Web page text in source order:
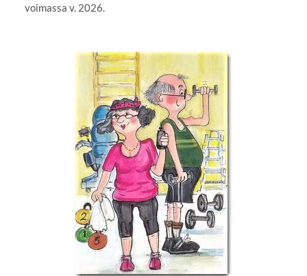
voimassa v. 2026.